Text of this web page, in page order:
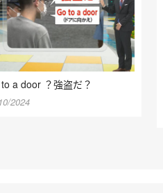
a door ？強盗だ？
2024